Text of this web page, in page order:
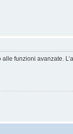
funzioni avanzate.